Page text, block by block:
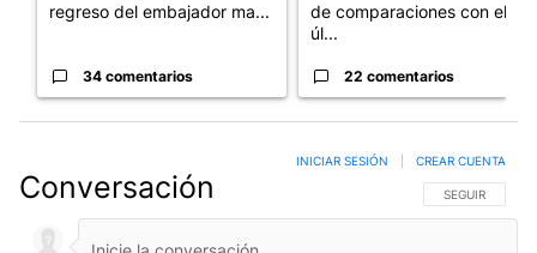
regreso del embajador ma...
34 comentarios
de comparaciones con el
úl...
22 comentarios
Conversación SIGA ESTA
SEGUIR
INICIAR SESIÓN CREAR CUENTA